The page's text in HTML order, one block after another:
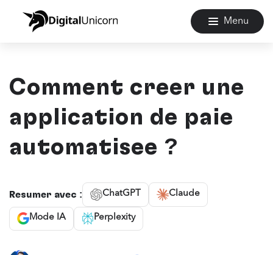
Menu
Comment créer une
application de paie
automatisée ?
Résumer avec : ChatGPT Claude
Mode IA Perplexity